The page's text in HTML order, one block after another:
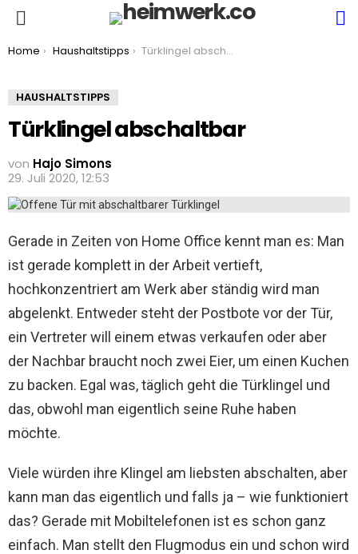
You are here:
Home Haushaltstipps Türklingel abschaltbar
HAUSHALTSTIPPS
Türklingel abschaltbar
von Hajo Simons
29. Juli 2020, 12:53
Gerade in Zeiten von Home Office kennt man es: Man
ist gerade komplett in der Arbeit vertieft,
hochkonzentriert am Werk aber ständig wird man
abgelenkt. Entweder steht der Postbote vor der Tür,
ein Vertreter will einem etwas verkaufen oder aber
der Nachbar braucht noch zwei Eier, um einen Kuchen
zu backen. Egal was, täglich geht die Türklingel und
das, obwohl man eigentlich seine Ruhe haben
möchte.
Viele würden ihre Klingel am liebsten abschalten, aber
kann man das eigentlich und falls ja – wie funktioniert
das? Gerade mit Mobiltelefonen ist es schon ganz
einfach. Man stellt den Flugmodus ein und schon wird